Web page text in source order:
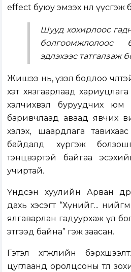
effect буюу эмээх нөлөө үүсгэж
Шууд хохирлоос
болгоомжлолоос
эдлэхээс татгалзаж
Жишээ нь, үзэл бодлоо
хэт хязгаарлаад
хэлчихвэл буруудчих юм
баривчлаад аваад явчих
хэлэх, шаардлага
байдалд хүргэж
тэнцвэртэй байгаа
учиртай.
Үндсэн хуулийн Арван
дахь хэсэгт “Хүнийг...
ялгаварлан гадуурхаж үл
этгээд байна” гэж заасан.
Гэтэл хөгжлийн
цуглаанд оролцсоны төлөө